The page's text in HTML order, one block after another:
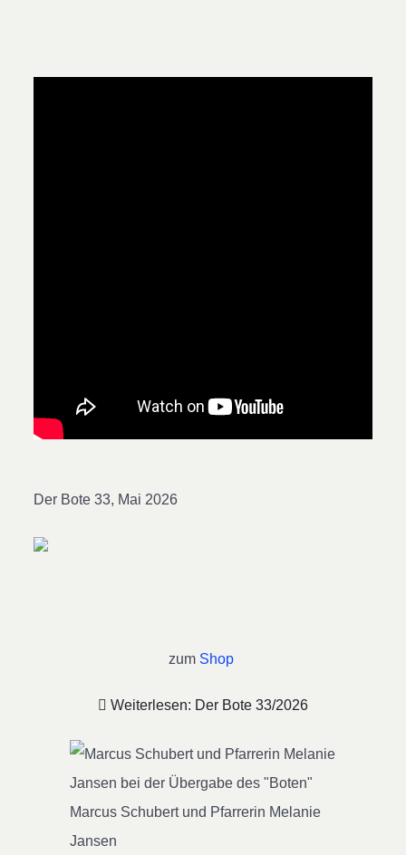
Der Bote 33, Mai 2026
zum Shop
Weiterlesen: Der Bote 33/2026
Marcus Schubert und Pfarrerin Melanie
Jansen